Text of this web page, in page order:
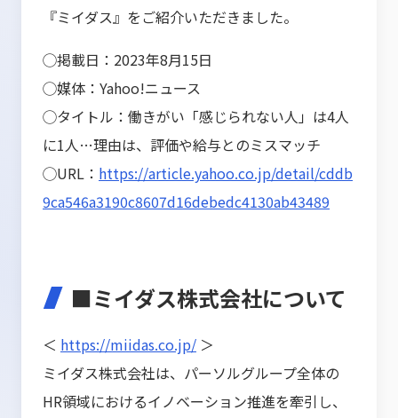
『ミイダス』をご紹介いただきました。
◯掲載日：2023年8月15日
◯媒体：Yahoo!ニュース
◯タイトル：働きがい「感じられない人」は4人
に1人…理由は、評価や給与とのミスマッチ
◯URL： https://article.yahoo.co.jp/detail/cddb
9ca546a3190c8607d16debedc4130ab43489
■ミイダス株式会社について
＜ https://miidas.co.jp/ ＞
ミイダス株式会社は、パーソルグループ全体の
HR領域におけるイノベーション推進を牽引し、